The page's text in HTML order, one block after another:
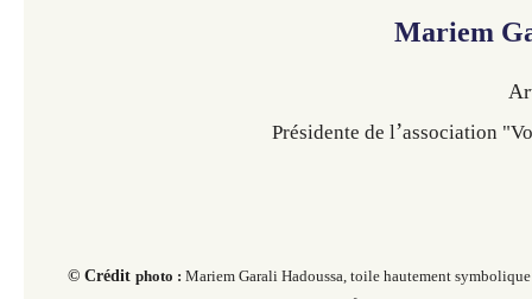
Mariem
Présidente de l’association
© Crédit photo : Mariem Garali Hadoussa, toile hautement